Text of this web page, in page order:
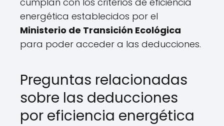
energética establecidos por el
Ministerio de Transición Ecológica
para poder acceder a las deducciones.
Preguntas relacionadas
sobre las deducciones
por eficiencia energética